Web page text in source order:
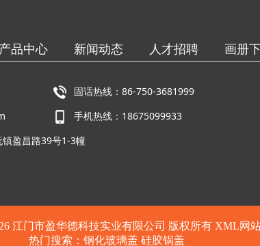
产品中心 新闻动态 人才招聘 画册
固话热线：86-750-3681999
手机热线：18675099933
盈昌路39号1-3幢
江门市盈华德科技实业有限公司 版权所有 XML网
热门搜索： 钢化玻璃盖 硅胶锅盖